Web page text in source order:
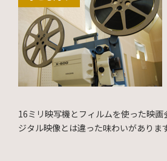
16ミリ映写機とフィルムを使った映画
ジタル映像とは違った味わいがあります